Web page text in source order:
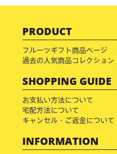
PRODUCT
フルーツギフト商品ページ
過去の人気商品コレクション
SHOPPING GUIDE
お支払い方法について
宅配方法について
キャンセル・ご返金について
INFORMATION